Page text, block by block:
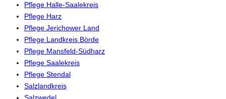
Pflege Halle-Saalekreis
Pflege Harz
Pflege Jerichower Land
Pflege Landkreis Börde
Pflege Mansfeld-Südharz
Pflege Saalekreis
Pflege Stendal
Salzlandkreis